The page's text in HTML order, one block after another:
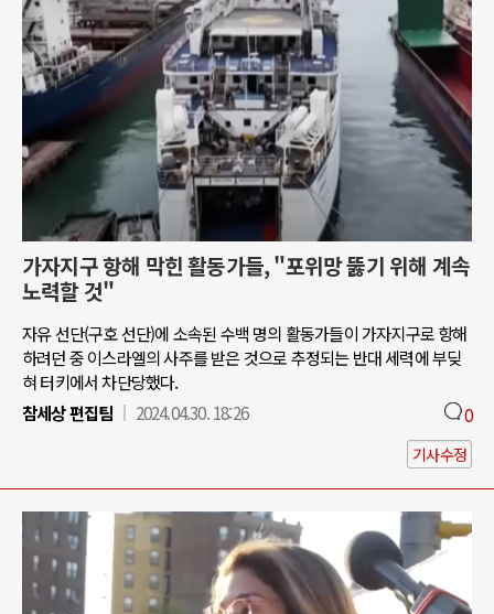
가자지구 항해 막힌 활동가들, "포위망 뚫기 위해 계속
노력할 것"
자유 선단(구호 선단)에 소속된 수백 명의 활동가들이 가자지구로 항해
하려던 중 이스라엘의 사주를 받은 것으로 추정되는 반대 세력에 부딪
혀 터키에서 차단당했다.
참세상 편집팀
2024.04.30. 18:26 0
기사수정